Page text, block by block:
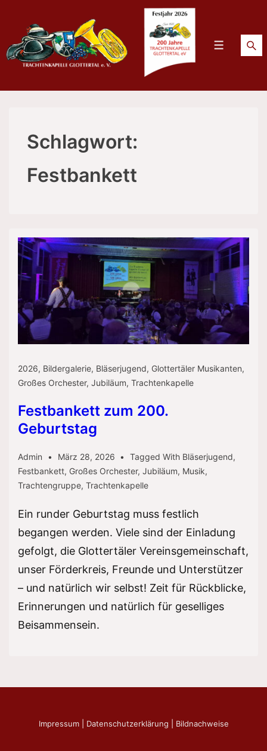
Inhalt
Menü
Schlagwort:
Festbankett
2026, Bildergalerie, Bläserjugend, Glottertäler Musikanten,
Großes Orchester, Jubiläum, Trachtenkapelle
Festbankett zum 200.
Geburtstag
Admin März 28, 2026 Tagged With Bläserjugend,
Festbankett, Großes Orchester, Jubiläum, Musik,
Trachtengruppe, Trachtenkapelle
Ein runder Geburtstag muss festlich
begangen werden. Viele sind der Einladung
gefolgt, die Glottertäler Vereinsgemeinschaft,
unser Förderkreis, Freunde und Unterstützer
– und natürlich wir selbst! Zeit für Rückblicke,
Erinnerungen und natürlich für geselliges
Beisammensein.
Impressum| Datenschutzerklärung Bildnachweise